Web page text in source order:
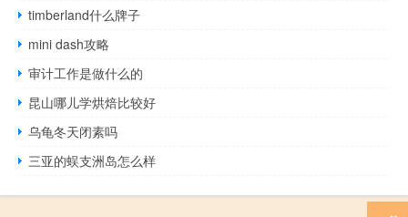
timberland什么牌子
mini dash攻略
审计工作是做什么的
昆山哪儿学烘焙比较好
乌龟冬天闭素吗
三亚的蜈支洲岛怎么样